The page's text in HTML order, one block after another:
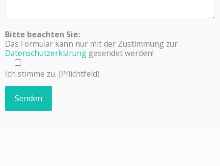
Bitte beachten Sie:
Das Formular kann nur mit der Zustimmung zur
Datenschutzerklärung gesendet werden!
Ich stimme zu. (Pflichtfeld)